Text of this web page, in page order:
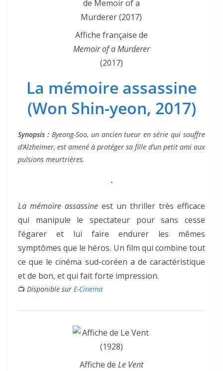
Affiche française de
Memoir of a Murderer
(2017)
La mémoire assassine
(Won Shin-yeon, 2017)
Synopsis :Byeong-Soo, un ancien tueur en série qui souffre
d’Alzheimer, est amené à protéger sa fille d’un petit ami aux
pulsions meurtrières.
⋅
La mémoire assassine est un thriller très efficace
qui manipule le spectateur pour sans cesse
l’égarer et lui faire endurer les mêmes
symptômes que le héros. Un film qui combine tout
ce que le cinéma sud-coréen a de caractéristique
et de bon, et qui fait forte impression.
📺 Disponible sur E-Cinema
Affiche de Le Vent